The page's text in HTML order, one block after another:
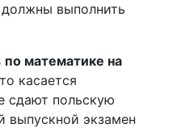
выполнить
по математике на
касается
сдают польскую
выпускной экзамен